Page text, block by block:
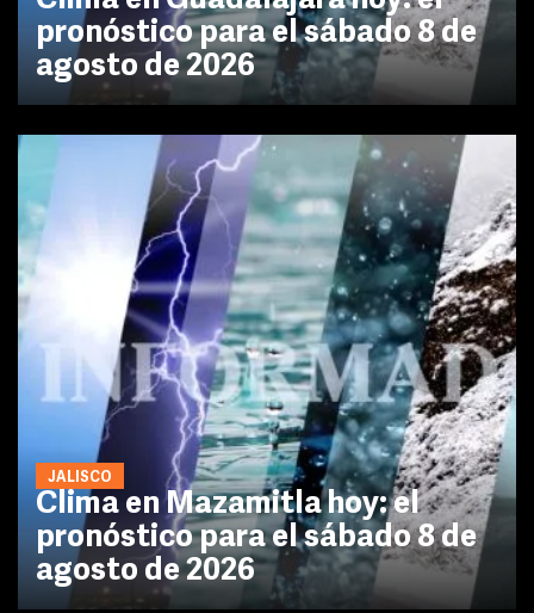
pronóstico para el sábado 8 de
agosto de 2026
JALISCO
Clima en Mazamitla hoy: el
pronóstico para el sábado 8 de
agosto de 2026